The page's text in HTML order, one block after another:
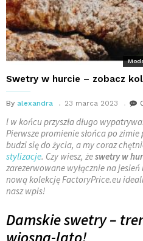
Swetry w hurcie – zobacz
By alexandra 23 marca 2023
l w końcu przyszła długo
Pierwsze promienie słońca po
budzi się do życia, a my coraz
stylizacje. Czy wiesz, żeswetry w
zarezerwowane wyłącznie na
nową kolekcję FactoryPrice.eu
nasz wpis!
Damskie swetry –
wiosna-lato!